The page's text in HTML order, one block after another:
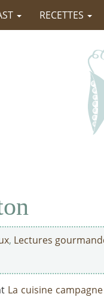
RECETTES
, Lectures
La cuisine